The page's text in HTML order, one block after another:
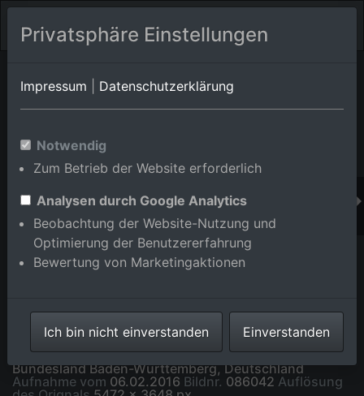
Orts-Album von Elchesheim-Illingen/Illingen
Württemberg,Deutschland
Im Shop bestellen
Ilingen im Ortsteil Illingen in Elchesheim-Illingen im
Bundesland Baden-Württemberg, Deutschland
Aufnahme vom 06.02.2016 Bildnr. 086042 Auflösung
Privatsphäre Einstellungen
Impressum Datenschutzerklärung
Notwendig
Zum Betrieb der Website erforderlich
Analysen durch Google Analytics
Beobachtung der Website-Nutzung und
Optimierung der Benutzererfahrung
Bewertung von Marketingaktionen
Ich bin nicht einverstanden Einverstanden